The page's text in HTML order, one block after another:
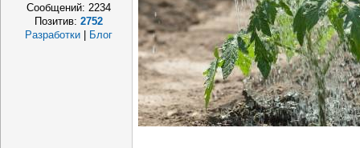
Сообщений: 2234
Позитив: 2752
Разработки
Блог